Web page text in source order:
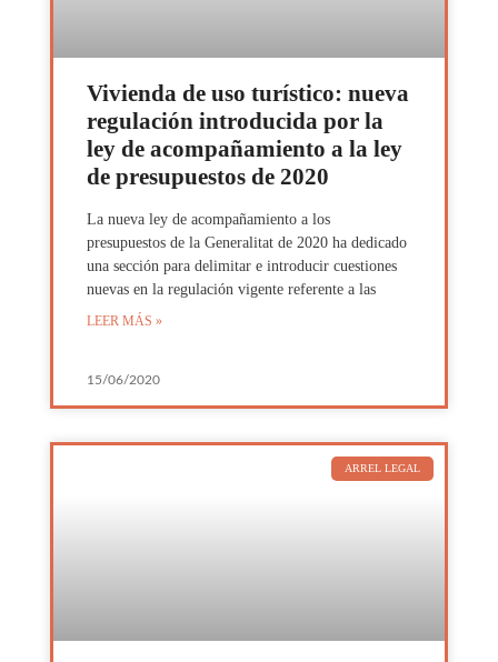
Vivienda de uso turístico: nueva
regulación introducida por la
ley de acompañamiento a la ley
de presupuestos de 2020
La nueva ley de acompañamiento a los
presupuestos de la Generalitat de 2020 ha dedicado
una sección para delimitar e introducir cuestiones
nuevas en la regulación vigente referente a las
LEER MÁS »
15/06/2020
ARREL LEGAL